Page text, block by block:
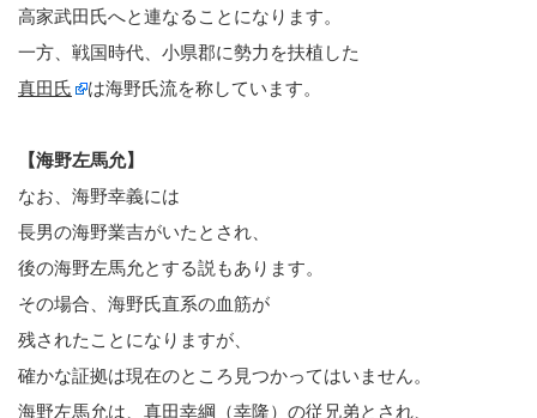
高家武田氏へと連なることになります。
一方、戦国時代、小県郡に勢力を扶植した
真田氏
は海野氏流を称しています。
【海野左馬允】
なお、海野幸義には
長男の海野業吉がいたとされ、
後の海野左馬允とする説もあります。
その場合、海野氏直系の血筋が
残されたことになりますが、
確かな証拠は現在のところ見つかってはいません。
海野左馬允は、真田幸綱（幸隆）の従兄弟とされ、